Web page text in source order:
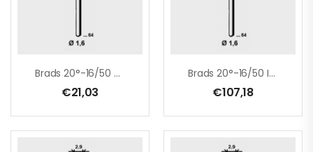
Brads 20°-16/50 Galva
€21,03
Brads 20°-16/50 INOX
€107,18